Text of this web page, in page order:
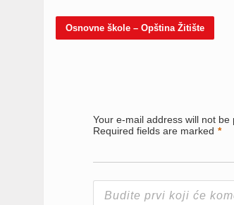
Osnovne škole – Opština Žitište
Your e-mail address will not be
Required fields are marked *